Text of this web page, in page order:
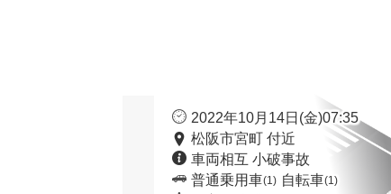
2022年10月14日(金)07:35
松阪市宮町 付近
車両相互 小破事故
普通乗用車(1) 自転車(1)